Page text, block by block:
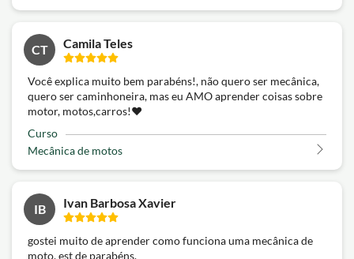
CT Camila Teles
Você explica muito bem parabéns!, não quero ser mecânica,
quero ser caminhoneira, mas eu AMO aprender coisas sobre
motor, motos,carros!❤️
Curso
Mecânica de motos
IB Ivan Barbosa Xavier
gostei muito de aprender como funciona uma mecânica de
moto, est de parabéns.